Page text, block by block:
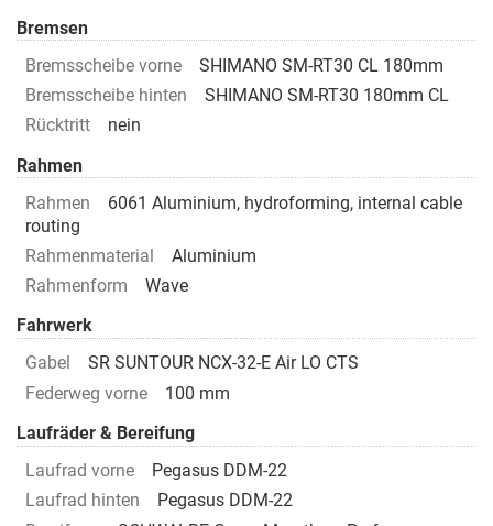
Bremsen
Bremsscheibe vorne
SHIMANO SM-RT30 CL 180mm
Bremsscheibe hinten
SHIMANO SM-RT30 180mm CL
Rücktritt
nein
Rahmen
Rahmen
6061 Aluminium, hydroforming, internal cable
routing
Rahmenmaterial
Aluminium
Rahmenform
Wave
Fahrwerk
Gabel
SR SUNTOUR NCX-32-E Air LO CTS
Federweg vorne
100 mm
Laufräder & Bereifung
Laufrad vorne
Pegasus DDM-22
Laufrad hinten
Pegasus DDM-22